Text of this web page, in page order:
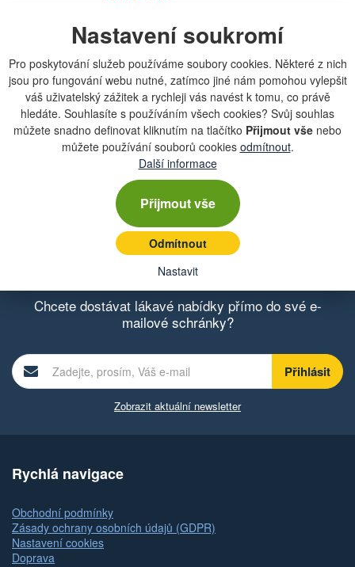
Nastavení soukromí
Pro poskytování služeb používáme soubory cookies. Některé z nich
jsou pro fungování webu nutné, zatímco jiné nám pomohou vylepšit
váš uživatelský zážitek a rychleji vás navést k tomu, co právě
hledáte. Souhlasíte s používáním všech cookies? Svůj souhlas
můžete snadno definovat kliknutím na tlačítko Přijmout vše nebo
můžete používání souborů cookies odmítnout.
Další informace
Přijmout vše
Odmítnout
Nastavit
59115782, 86350903 Relé regulační 14V
skladem
více než 5 ks
417,45 Kč
Počet
62455721, 938751 Přepínač směrových
skladem
více než 5 ks
726 Kč
Počet
kusů
Chcete dostávat lákavé nabídky přímo do své e-
mailové schránky?
Zobrazit aktuální newsletter
Rychlá navigace
Obchodní podmínky
Zásady ochrany osobních údajů (GDPR)
Nastavení cookies
Doprava